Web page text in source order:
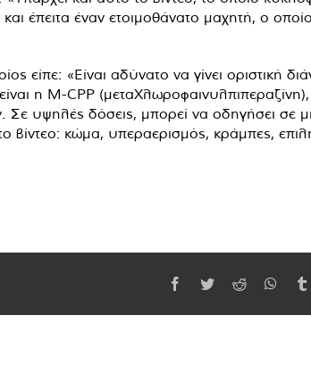
έπειτα έναν ετοιμοθάνατο μαχητή, ο
«Είναι αδύνατο να γίνει οριστική
η M-CPP
Σε υψηλές δόσεις, μπορεί να οδηγήσει σε
κώμα, υπεραερισμός, κράμπες,
Facebook
TwitterReddit